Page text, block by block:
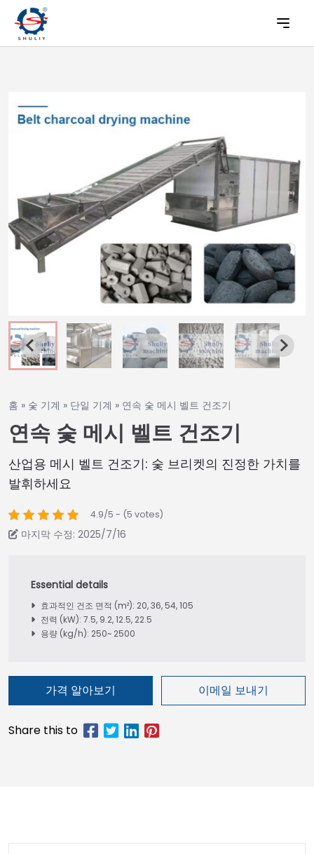
홈 » 숯 기계 » 단일 기계 » 연속 숯 메시 벨트 건조기
연속 숯 메시 벨트 건조기
산업용 메시 벨트 건조기: 숯 브리켓의 진정한 가치를
발휘하세요
4.9/5 - (5 votes)
마지막 수정: 2025/7/16
효과적인 건조 면적 (m²): 20, 36, 54, 105
전력 (kW): 7.5, 9.2, 12.5, 22.5
용량 (kg/h): 250~ 2500
가격 알아보기 이메일 보내기